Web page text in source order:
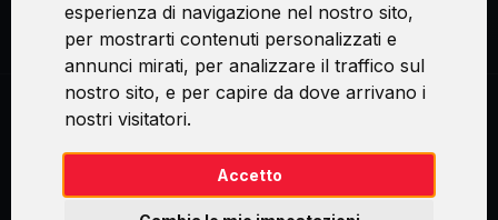
esperienza di navigazione nel nostro sito,
per mostrarti contenuti personalizzati e
annunci mirati, per analizzare il traffico sul
nostro sito, e per capire da dove arrivano i
nostri visitatori.
Accetto
Sicurezza e privacy
Swirl logoTM je ochranná známka společnosti AXELOS Limited. ITIL®
je registrovanou ochrannou známkou AXELOS Limited. PRINCE2® je
registrovanou ochrannou známkou AXELOS Limited. MSP® je